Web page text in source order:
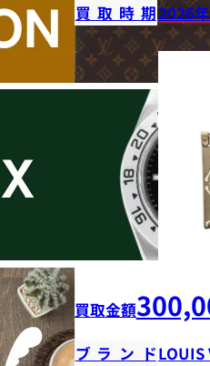
買取時期2026
買取金額
ブランドLOUIS